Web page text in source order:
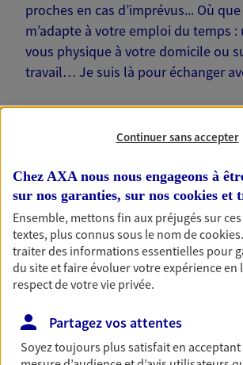
proches en cas d’imprévus... Où
m’adapte à votre emploi du temps :
vous physique à votre domicile ou
travail… Je suis là pour échanger
Nos offres phares
Épargne
Réalisez vos projets grâce à votre
immobilier, études des enfants ou
simplement, selon votre profil.
Continuer sans accepter
Chez AXA nous nous engageons à
sur nos garanties, sur nos cookies et
Ensemble, mettons fin aux préjugés sur
textes, plus connus sous le nom decookies
traiter des informations essentielles pour
du site et faire évoluer votre expérience en
respect de votre vie privée.
Partagez vos attentes
Soyez toujours plus satisfait en acceptant